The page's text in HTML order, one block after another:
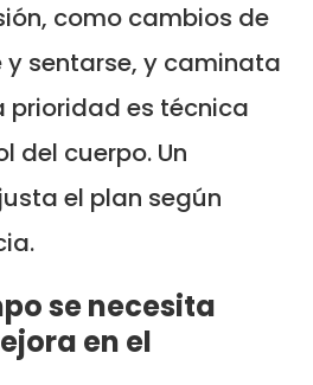
como cambios de
y sentarse, y caminata
prioridad es técnica
del cuerpo. Un
el plan según
se necesita
en el